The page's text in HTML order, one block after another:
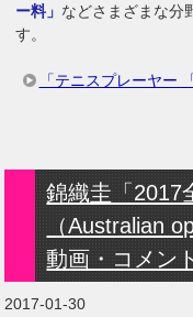
ー料」 などさまざまな分
す。
「テニスプレーヤー
錦織圭「2017
（Australian
動画・コメン
2017-01-30